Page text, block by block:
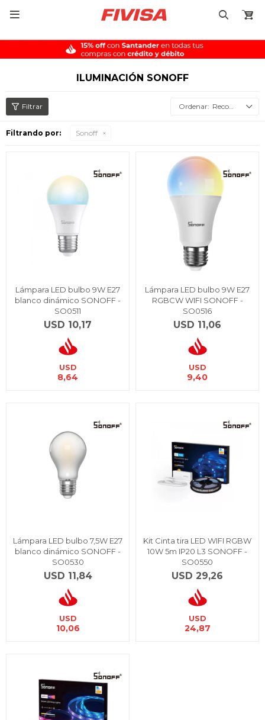

ILUMINACIÓN SONOFF
Recomendados
Filtrando por: Sonoff
Lámpara LED bulbo 9W E27
blanco dinámico SONOFF -
SO0511
USD 10,17
USD
8,64
Lámpara LED bulbo 9W E27
RGBCW WIFI SONOFF -
SO0516
USD 11,06
USD
9,40
Lámpara LED bulbo 7,5W E27
blanco dinámico SONOFF -
SO0530
USD 11,84
USD
10,06
Kit Cinta tira LED WIFI RGBW
10W 5m IP20 L3 SONOFF -
SO0550
USD 29,26
USD
24,87